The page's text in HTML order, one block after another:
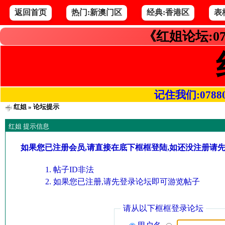
返回首页 热门:新澳门区 经典:香港区 表
《红姐论坛
记住我们
红姐» 论坛提示
红姐 提示信息
如果您已注册会员,请直接在底下框框登陆,如还没注册请
帖子ID非法
如果您已注册,请先登录论坛即可游览帖子
请从以下框框登录论坛